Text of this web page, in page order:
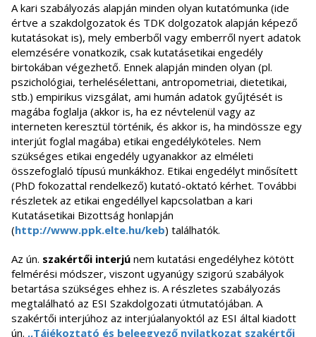
A kari szabályozás alapján minden olyan kutatómunka (ide
értve a szakdolgozatok és TDK dolgozatok alapján képező
kutatásokat is), mely emberből vagy emberről nyert adatok
elemzésére vonatkozik, csak kutatásetikai engedély
birtokában végezhető. Ennek alapján minden olyan (pl.
pszichológiai, terhelésélettani, antropometriai, dietetikai,
stb.) empirikus vizsgálat, ami humán adatok gyűjtését is
magába foglalja (akkor is, ha ez névtelenül vagy az
interneten keresztül történik, és akkor is, ha mindössze egy
interjút foglal magába) etikai engedélyköteles. Nem
szükséges etikai engedély ugyanakkor az elméleti
összefoglaló típusú munkákhoz. Etikai engedélyt minősített
(PhD fokozattal rendelkező) kutató-oktató kérhet. További
részletek az etikai engedéllyel kapcsolatban a kari
Kutatásetikai Bizottság honlapján
(http://www.ppk.elte.hu/keb) találhatók.
Az ún. szakértői interjú nem kutatási engedélyhez kötött
felmérési módszer, viszont ugyanúgy szigorú szabályok
betartása szükséges ehhez is. A részletes szabályozás
megtalálható az ESI Szakdolgozati útmutatójában. A
szakértői interjúhoz az interjúalanyoktól az ESI által kiadott
ún. ,,Tájékoztató és beleegyező nyilatkozat szakértői